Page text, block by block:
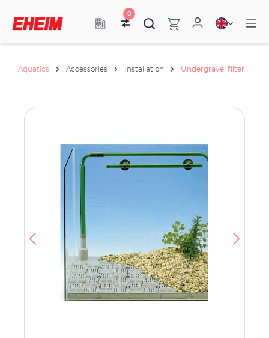
0
Aquatics Accessories Installation Undergravel filter